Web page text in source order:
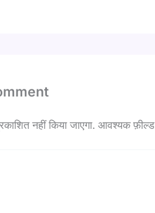
नहीं किया जाएगा. आवश्यक फ़ील्ड